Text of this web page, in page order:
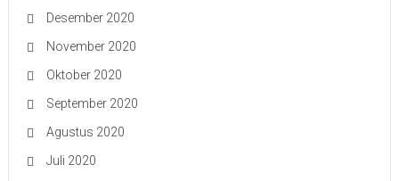
Desember 2020
November 2020
Oktober 2020
September 2020
Agustus 2020
Juli 2020